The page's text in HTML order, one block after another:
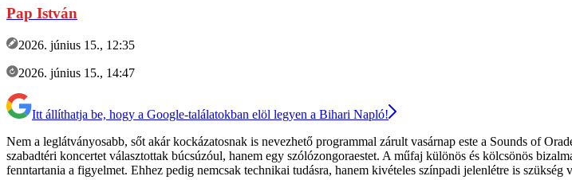
Pap István
2026. június 15., 12:35
2026. június 15., 14:47
Itt állíthatja be, hogy a Google-találatokban elöl legyen a Bihari Napló!
Nem a leglátványosabb, sőt akár kockázatosnak is nevezhető programmal zárult vasárnap este a Sounds of
szabadtéri koncertet választottak búcsúzóul, hanem egy szólózongoraestet. A műfaj különös és kölcsönös
fenntartania a figyelmet. Ehhez pedig nemcsak technikai tudásra, hanem kivételes színpadi jelenlétre is szükség